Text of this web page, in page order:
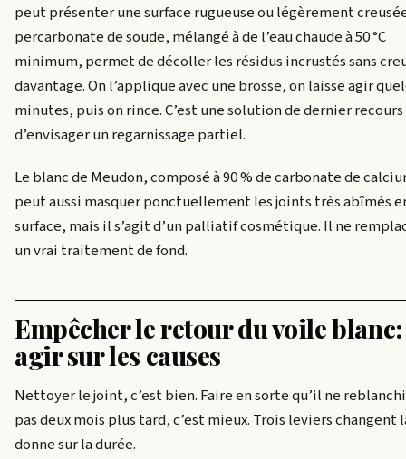
peut présenter une surface rugueuse ou légèrement
percarbonate de soude, mélangé à de l’eau chaude à 50 °C
minimum, permet de décoller les résidus incrustés sans
davantage. On l’applique avec une brosse, on laisse agir
minutes, puis on rince. C’est une solution de dernier
d’envisager un regarnissage partiel.
Le blanc de Meudon, composé à 90 % de carbonate de
peut aussi masquer ponctuellement les joints très abîmés
surface, mais il s’agit d’un palliatif cosmétique. Il ne
un vrai traitement de fond.
Empêcher le retour du voile blanc:
agir sur les causes
Nettoyer le joint, c’est bien. Faire en sorte qu’il ne
pas deux mois plus tard, c’est mieux. Trois leviers changent
donne sur la durée.